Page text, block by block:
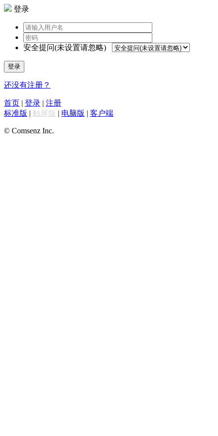
登录
安全提问(未设置请忽略)
登录
还没有注册？
首页 | 登录 | 注册
标准版 | 触屏版 | 电脑版 | 客户端
© Comsenz Inc.